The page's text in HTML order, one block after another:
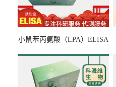
小鼠苯丙氨酸（LPA）ELISA